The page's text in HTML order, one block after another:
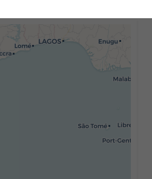
-